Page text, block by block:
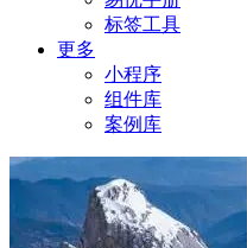
标签工具
更多
小程序
组件库
案例库